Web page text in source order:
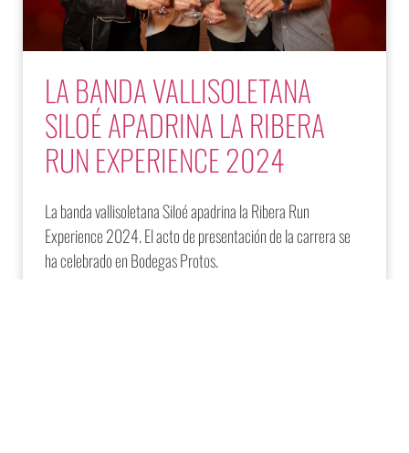
LA BANDA VALLISOLETANA
SILOÉ APADRINA LA RIBERA
RUN EXPERIENCE 2024
La banda vallisoletana Siloé apadrina la Ribera Run
Experience 2024. El acto de presentación de la carrera se
ha celebrado en Bodegas Protos.